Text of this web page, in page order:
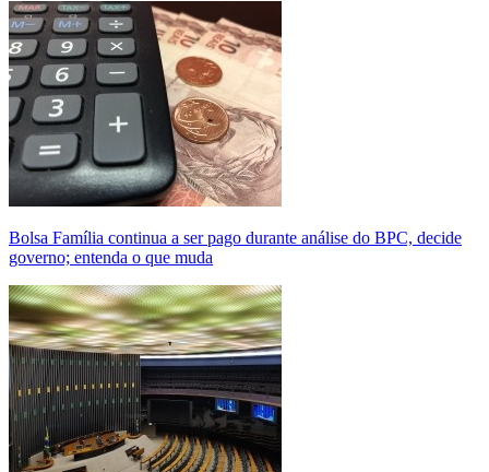
Bolsa Família continua a ser pago durante análise do BPC, decide
governo; entenda o que muda